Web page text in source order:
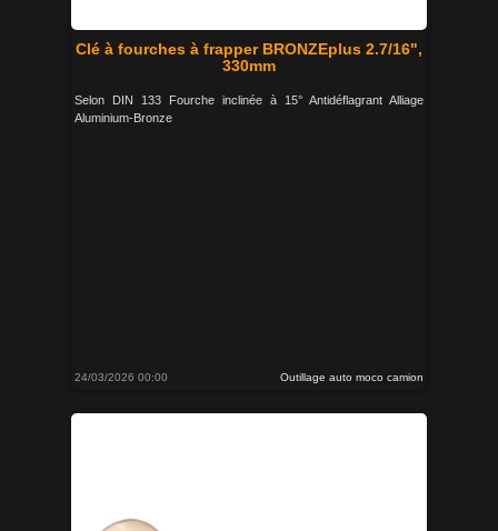
Clé à fourches à frapper BRONZEplus 2.7/16",
330mm
Selon DIN 133 Fourche inclinée à 15° Antidéflagrant Alliage
Aluminium-Bronze
24/03/2026 00:00 Outillage auto moco camion